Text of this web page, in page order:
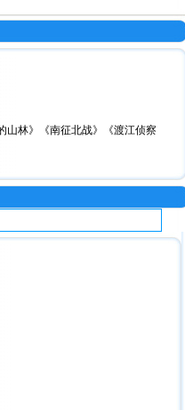
山林》《南征北战》《渡江侦察